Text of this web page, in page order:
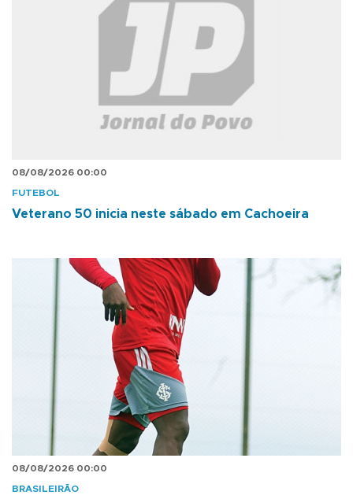
08/08/2026 00:00
FUTEBOL
Veterano 50 inicia neste sábado em Cachoeira
08/08/2026 00:00
BRASILEIRÃO